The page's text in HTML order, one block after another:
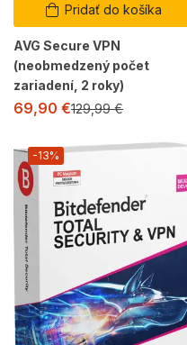
Pridať do košíka
AVG Secure VPN
(neobmedzený počet
zariadení, 2 roky)
69,90 €129,99€
-13%